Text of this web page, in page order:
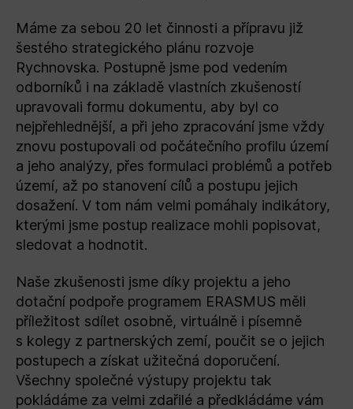
Máme za sebou 20 let činnosti a přípravu již
šestého strategického plánu rozvoje
Rychnovska. Postupně jsme pod vedením
odborníků i na základě vlastních zkušeností
upravovali formu dokumentu, aby byl co
nejpřehlednější, a při jeho zpracování jsme vždy
znovu postupovali od počátečního profilu území
a jeho analýzy, přes formulaci problémů a potřeb
území, až po stanovení cílů a postupu jejich
dosažení. V tom nám velmi pomáhaly indikátory,
kterými jsme postup realizace mohli popisovat,
sledovat a hodnotit.
Naše zkušenosti jsme díky projektu a jeho
dotační podpoře programem ERASMUS měli
příležitost sdílet osobně, virtuálně i písemně
s kolegy z partnerských zemí, poučit se o jejich
postupech a získat užitečná doporučení.
Všechny společné výstupy projektu tak
pokládáme za velmi zdařilé a předkládáme vám